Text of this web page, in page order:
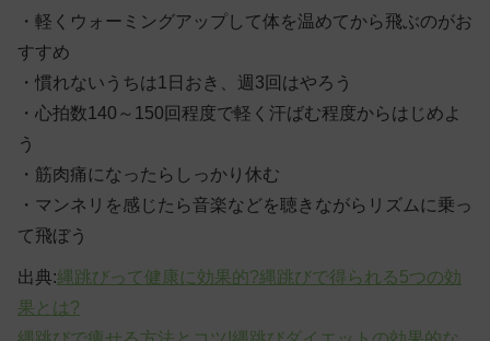
・軽くウォーミングアップして体を温めてから飛ぶのがお
すすめ
・慣れないうちは1日おき、週3回はやろう
・心拍数140～150回程度で軽く汗ばむ程度からはじめよ
う
・筋肉痛になったらしっかり休む
・マンネリを感じたら音楽などを聴きながらリズムに乗っ
て飛ぼう
出典:縄跳びって健康に効果的?縄跳びで得られる5つの効
果とは?